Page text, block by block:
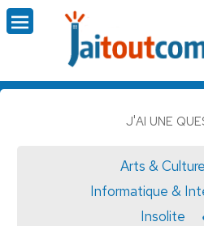
J'AI UNE
Arts & Culture
Informatique &
Insolite